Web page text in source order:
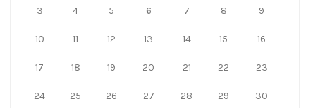
3 4 5 6 7 8 9
10 11 12 13 14 15 16
17 18 19 20 21 22 23
24 25 26 27 28 29 30